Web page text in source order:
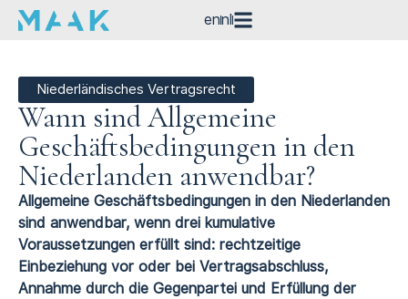
ennl
Niederländisches Vertragsrecht
Wann sind Allgemeine
Geschäftsbedingungen in den
Niederlanden anwendbar?
Allgemeine Geschäftsbedingungen in den Niederlanden
sind anwendbar, wenn drei kumulative
Voraussetzungen erfüllt sind: rechtzeitige
Einbeziehung vor oder bei Vertragsabschluss,
Annahme durch die Gegenpartei und Erfüllung der